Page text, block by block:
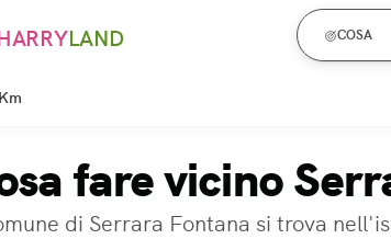
LAND COSA
fare vicino
di Serrara Fontana si trova